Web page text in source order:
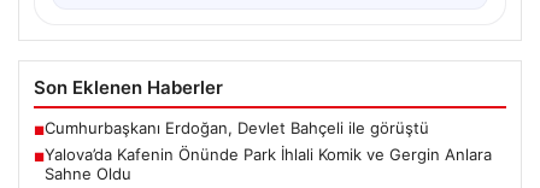
Son Eklenen Haberler
■Cumhurbaşkanı Erdoğan, Devlet Bahçeli ile görüştü
■Yalova’da Kafenin Önünde Park İhlali Komik ve Gergin Anlara
Sahne Oldu